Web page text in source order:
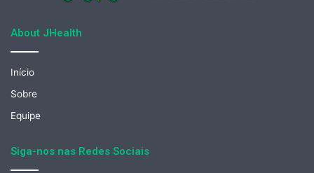
About JHealth
Início
Sobre
Equipe
Siga-nos nas Redes Sociais